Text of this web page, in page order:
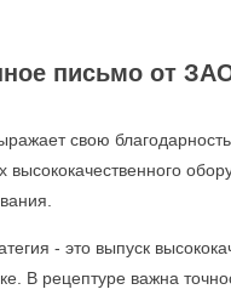
письмо от
свою
высококачественного
- это выпуск
В рецептуре важна